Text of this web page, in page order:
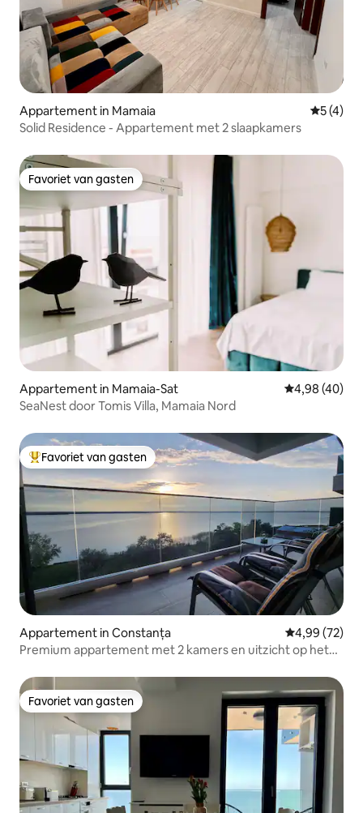
Appartement in Mamaia
5 (4)
Solid Residence - Appartement met 2 slaapkamers
Favoriet van gasten
Favoriet van gasten
Appartement in Mamaia-Sat Gemiddelde
4,98 (40)
SeaNest door Tomis Villa, Mamaia Nord
Topfavoriet van gasten
Favoriet van gasten
Appartement in Constanța Gemiddelde
4,99 (72)
Premium appartement met 2 kamers en uitzicht op het
Favoriet van gasten
Favoriet van gasten